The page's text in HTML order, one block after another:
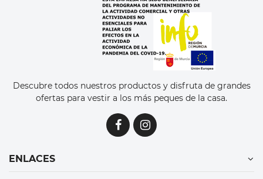
Descubre todos nuestros productos y disfruta de grandes
ofertas para vestir a los más peques de la casa.
ENLACES